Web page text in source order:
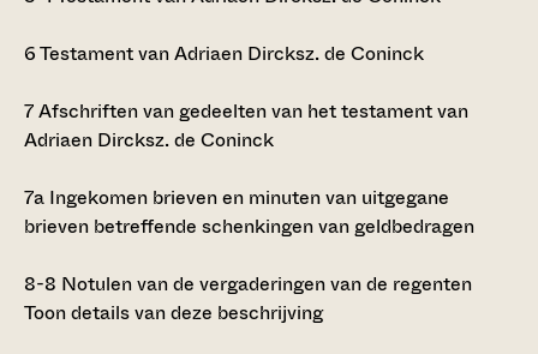
6Testament van Adriaen Dircksz. de Coninck
7Afschriften van gedeelten van het testament van
Adriaen Dircksz. de Coninck
7a Ingekomen brieven en minuten van uitgegane
brieven betreffende schenkingen van geldbedragen
8-8 Notulen van de vergaderingen van de regenten
Toon details van deze beschrijving